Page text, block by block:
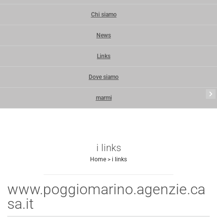
Chi siamo
News
Links
Dove siamo
marmi keyboard_arrow_right
i links
Home > i links
Invia
www.poggiomarino.agenzie.ca
sa.it